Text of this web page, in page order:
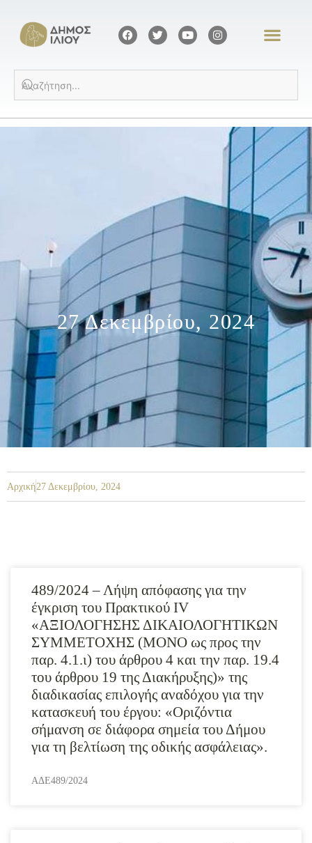
27 Δεκεμβρίου, 2024
Αρχική27 Δεκεμβρίου, 2024
489/2024 – Λήψη απόφασης για την
έγκριση του Πρακτικού ΙV
«ΑΞΙΟΛΟΓΗΣΗΣ ΔΙΚΑΙΟΛΟΓΗΤΙΚΩΝ
ΣΥΜΜΕΤΟΧΗΣ (ΜΟΝΟ ως προς την
παρ. 4.1.ι) του άρθρου 4 και την παρ. 19.4
του άρθρου 19 της Διακήρυξης)» της
διαδικασίας επιλογής αναδόχου για την
κατασκευή του έργου: «Οριζόντια
σήμανση σε διάφορα σημεία του Δήμου
για τη βελτίωση της οδικής ασφάλειας».
ΑΔΕ489/2024